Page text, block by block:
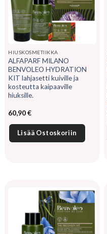
HIUSKOSMETIIKKA
ALFAPARF MILANO
BENVOLEO HYDRATION
KIT lahjasetti kuiville ja
kosteutta kaipaaville
hiuksille.
60,90€
Lisää Ostoskoriin